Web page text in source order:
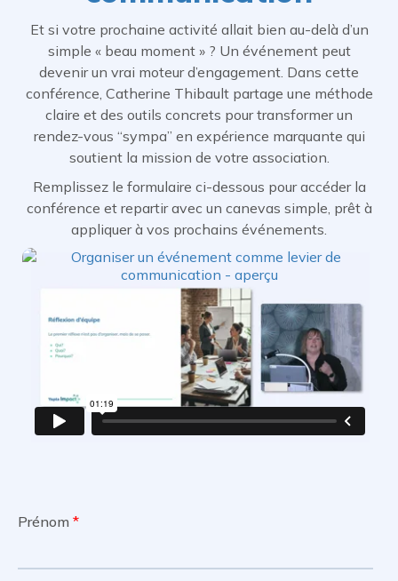
Et si votre prochaine activité allait bien au-delà d’un
simple « beau moment » ? Un événement peut
devenir un vrai moteur d’engagement. Dans cette
conférence, Catherine Thibault partage une méthode
claire et des outils concrets pour transformer un
rendez-vous “sympa” en expérience marquante qui
soutient la mission de votre association.
Remplissez le formulaire ci-dessous pour accéder la
conférence et repartir avec un canevas simple, prêt à
appliquer à vos prochains événements.